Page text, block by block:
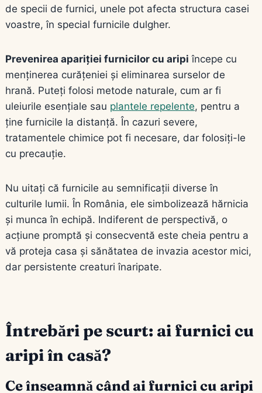
de specii de furnici, unele pot afecta structura casei
voastre, în special furnicile dulgher.
Prevenirea apariției furnicilor cu aripi începe cu
menținerea curățeniei și eliminarea surselor de
hrană. Puteți folosi metode naturale, cum ar fi
uleiurile esențiale sau plantele repelente, pentru a
ține furnicile la distanță. În cazuri severe,
tratamentele chimice pot fi necesare, dar folosiți-le
cu precauție.
Nu uitați că furnicile au semnificații diverse în
culturile lumii. În România, ele simbolizează hărnicia
și munca în echipă. Indiferent de perspectivă, o
acțiune promptă și consecventă este cheia pentru a
vă proteja casa și sănătatea de invazia acestor mici,
dar persistente creaturi înaripate.
Întrebări pe scurt: ai furnici cu
aripi în casă?
Ce înseamnă când ai furnici cu aripi